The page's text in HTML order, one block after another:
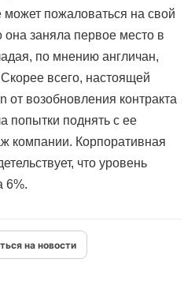
может пожаловаться на свой
она заняла первое место в
по мнению англичан,
всего, настоящей
от возобновления контракта
попытки поднять с ее
компании. Корпоративная
что уровень
6%.
на новости